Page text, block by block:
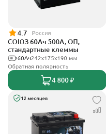
4.7 Россия
СОЮЗ 60Ач 500А, ОП,
стандартные клеммы
242x175x190 мм
60Ач
Обратная полярность
4 800 ₽
12 месяцев